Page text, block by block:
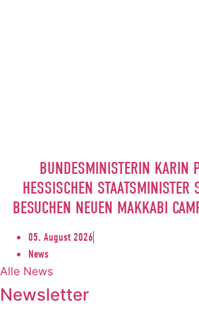
BUNDESMINISTERIN KARIN
HESSISCHEN STAATSMINISTER
BESUCHEN NEUEN MAKKABI
05. August 2026
News
Alle News
Newsletter